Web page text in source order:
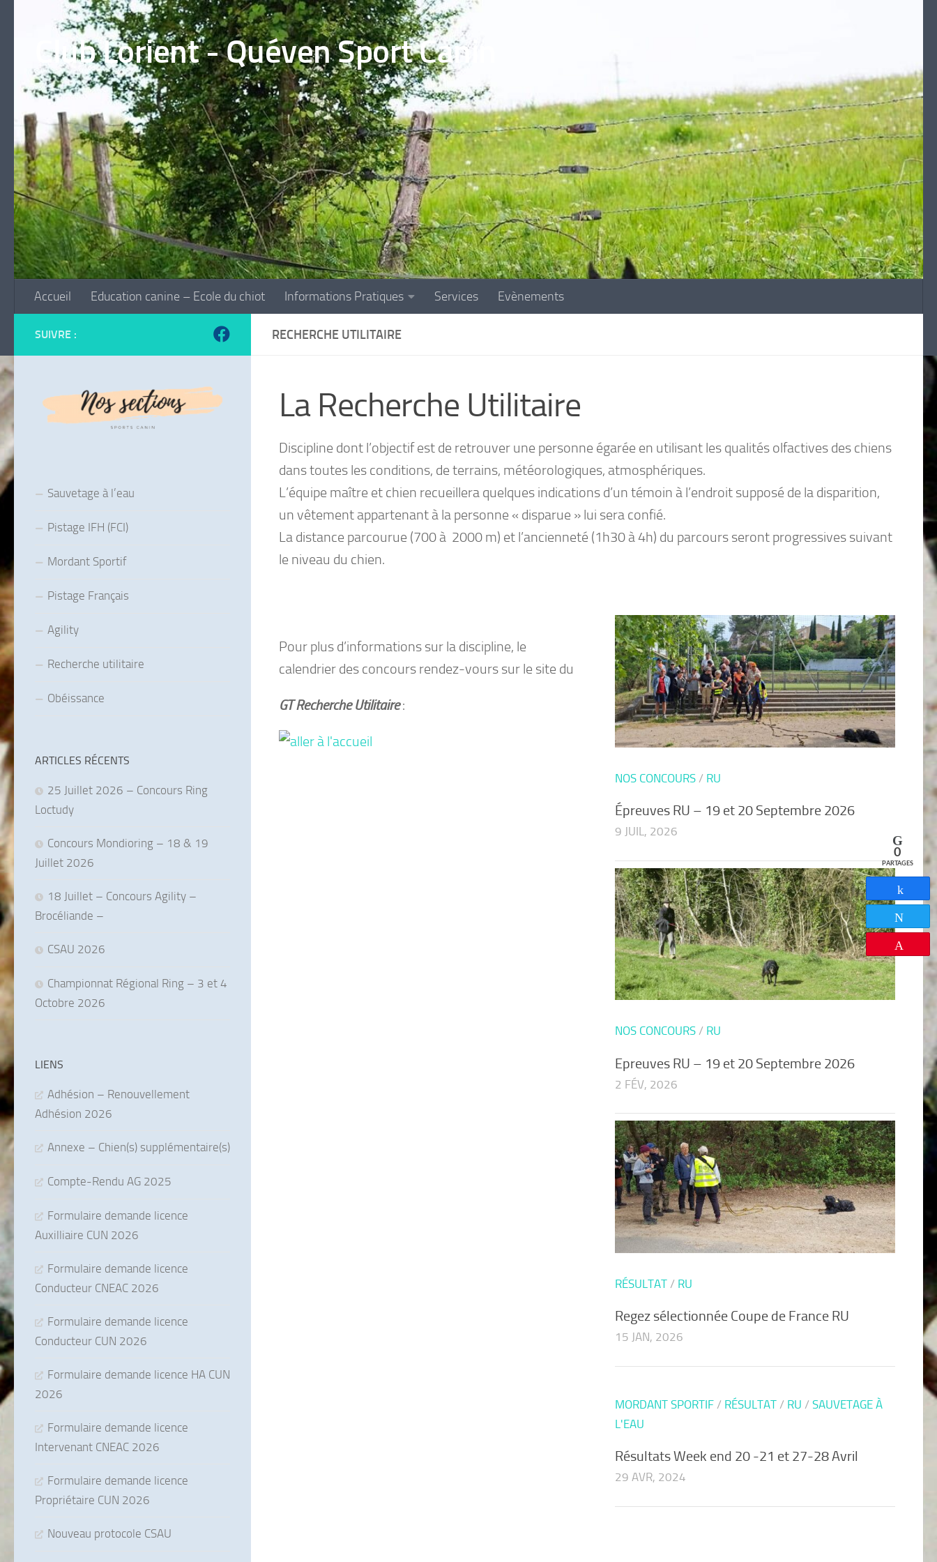
Skip to content
Club Lorient - Quéven Sport Canin
Accueil Education canine – Ecole du chiot Informations Pratiques Services Evènements
RECHERCHE UTILITAIRE
La Recherche Utilitaire
Discipline dont l’objectif est de retrouver une personne égarée en utilisant les qualités olfactives des chiens
dans toutes les conditions, de terrains, météorologiques, atmosphériques.
L’équipe maître et chien recueillera quelques indications d’un témoin à l’endroit supposé de la disparition,
un vêtement appartenant à la personne « disparue » lui sera confié.
La distance parcourue (700 à 2000 m) et l’ancienneté (1h30 à 4h) du parcours seront progressives suivant
le niveau du chien.
Pour plus d’informations sur la discipline, le
calendrier des concours rendez-vours sur le site du
GT Recherche Utilitaire:
NOS CONCOURS / RU
Épreuves RU – 19 et 20 Septembre 2026
9 JUIL, 2026
NOS CONCOURS / RU
Epreuves RU – 19 et 20 Septembre 2026
2 FÉV, 2026
RÉSULTAT / RU
Regez sélectionnée Coupe de France RU
15 JAN, 2026
MORDANT SPORTIF / RÉSULTAT / RU / SAUVETAGE À
L'EAU
Résultats Week end 20 -21 et 27-28 Avril
29 AVR, 2024
SUIVRE :
Sauvetage à l’eau
Pistage IFH (FCI)
Mordant Sportif
Pistage Français
Agility
Recherche utilitaire
Obéissance
ARTICLES RÉCENTS
25 Juillet 2026 – Concours Ring
Loctudy
Concours Mondioring – 18 & 19
Juillet 2026
18 Juillet – Concours Agility –
Brocéliande –
CSAU 2026
Championnat Régional Ring – 3 et 4
Octobre 2026
LIENS
Adhésion – Renouvellement
Adhésion 2026
Annexe – Chien(s) supplémentaire(s)
Compte-Rendu AG 2025
Formulaire demande licence
Auxilliaire CUN 2026
Formulaire demande licence
Conducteur CNEAC 2026
Formulaire demande licence
Conducteur CUN 2026
Formulaire demande licence HA CUN
2026
Formulaire demande licence
Intervenant CNEAC 2026
Formulaire demande licence
Propriétaire CUN 2026
Nouveau protocole CSAU
0
PARTAGES
Enregistrer